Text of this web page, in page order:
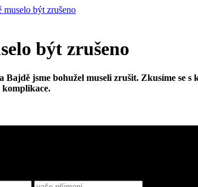
muselo být zrušeno
být zrušeno
Bajdě jsme bohužel museli zrušit. Zkusíme
komplikace.